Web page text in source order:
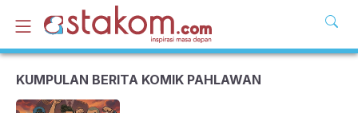
KUMPULAN BERITA KOMIK PAHLAWAN